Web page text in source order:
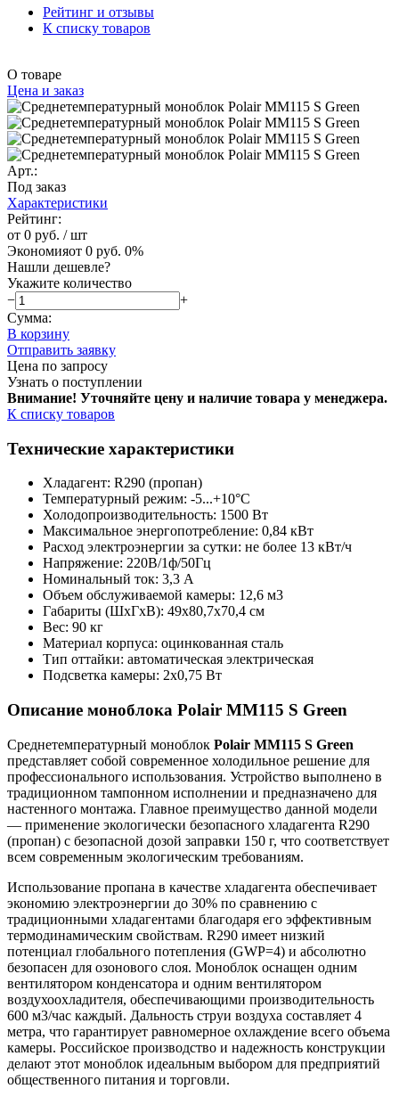
Рейтинг и отзывы
К списку товаров
О товаре
Цена и заказ
Арт.:
Под заказ
Характеристики
Рейтинг:
от 0 руб. / шт
Экономияот 0 руб. 0%
Нашли дешевле?
Укажите количество
−
+
Сумма:
В корзину
Отправить заявку
Цена по запросу
Узнать о поступлении
Внимание! Уточняйте цену и наличие товара у менеджера.
К списку товаров
Технические характеристики
Хладагент: R290 (пропан)
Температурный режим: -5...+10°С
Холодопроизводительность: 1500 Вт
Максимальное энергопотребление: 0,84 кВт
Расход электроэнергии за сутки: не более 13 кВт/ч
Напряжение: 220В/1ф/50Гц
Номинальный ток: 3,3 А
Объем обслуживаемой камеры: 12,6 м3
Габариты (ШхГхВ): 49х80,7х70,4 см
Вес: 90 кг
Материал корпуса: оцинкованная сталь
Тип оттайки: автоматическая электрическая
Подсветка камеры: 2х0,75 Вт
Описание моноблока Polair MM115 S Green
Среднетемпературный моноблок Polair MM115 S Green
представляет собой современное холодильное решение для
профессионального использования. Устройство выполнено в
традиционном тампонном исполнении и предназначено для
настенного монтажа. Главное преимущество данной модели
— применение экологически безопасного хладагента R290
(пропан) с безопасной дозой заправки 150 г, что соответствует
всем современным экологическим требованиям.
Использование пропана в качестве хладагента обеспечивает
экономию электроэнергии до 30% по сравнению с
традиционными хладагентами благодаря его эффективным
термодинамическим свойствам. R290 имеет низкий
потенциал глобального потепления (GWP=4) и абсолютно
безопасен для озонового слоя. Моноблок оснащен одним
вентилятором конденсатора и одним вентилятором
воздухоохладителя, обеспечивающими производительность
600 м3/час каждый. Дальность струи воздуха составляет 4
метра, что гарантирует равномерное охлаждение всего объема
камеры. Российское производство и надежность конструкции
делают этот моноблок идеальным выбором для предприятий
общественного питания и торговли.